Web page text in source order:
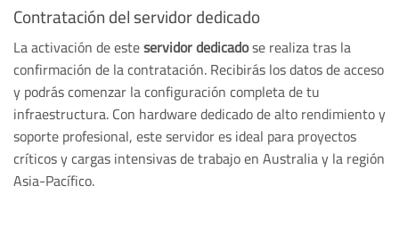
Contratación del servidor dedicado
La activación de esteservidor dedicadose realiza tras la
confirmación de la contratación. Recibirás los datos de acceso
y podrás comenzar la configuración completa de tu
infraestructura. Con hardware dedicado de alto rendimiento y
soporte profesional, este servidor es ideal para proyectos
críticos y cargas intensivas de trabajo en Australia y la región
Asia-Pacífico.